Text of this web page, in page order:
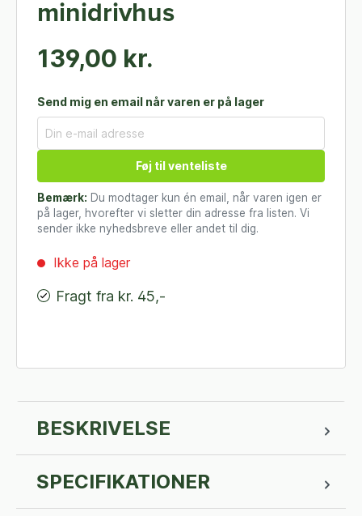
minidrivhus
139,00 kr.
Send mig en email når varen er på lager
Føj til venteliste
Bemærk: Du modtager kun én email, når varen igen er
på lager, hvorefter vi sletter din adresse fra listen. Vi
sender ikke nyhedsbreve eller andet til dig.
Ikke på lager
Fragt fra kr. 45,-
BESKRIVELSE
SPECIFIKATIONER